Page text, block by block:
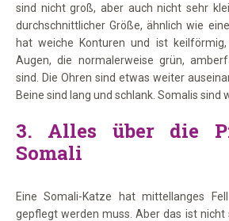
sind nicht groß, aber auch nicht sehr
durchschnittlicher Größe, ähnlich wie
hat weiche Konturen und ist
Augen, die normalerweise grün,
sind. Die Ohren sind etwas weiter
Beine sind lang und schlank. Somalis sind
3. Alles über die
Somali
Eine Somali-Katze hat mittellanges
gepflegt werden muss. Aber das ist